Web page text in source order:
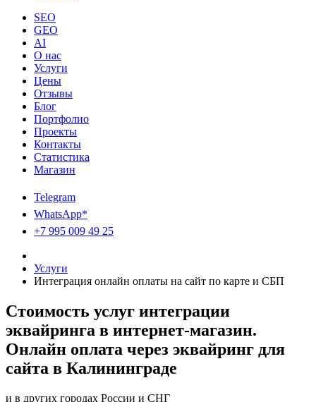
SEO
GEO
AI
О нас
Услуги
Цены
Отзывы
Блог
Портфолио
Проекты
Контакты
Статистика
Магазин
Telegram
WhatsApp*
+7 995 009 49 25
Услуги
Интеграция онлайн оплаты на сайт по карте и СБП
Стоимость услуг интеграции
эквайринга в интернет-магазин.
Онлайн оплата через эквайринг для
сайта в Калининграде
и в других городах России и СНГ